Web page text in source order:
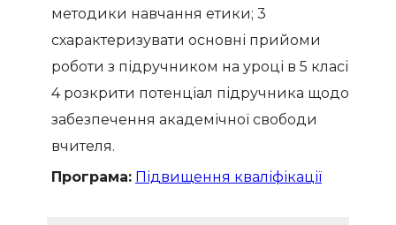
методики навчання етики; 3
схарактеризувати основні прийоми
роботи з підручником на уроці в 5 класі;
4 розкрити потенціал підручника щодо
забезпечення академічної свободи
вчителя.
Програма: Підвищення кваліфікації